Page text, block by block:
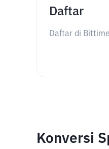
Daftar
Daftar di
Konversi